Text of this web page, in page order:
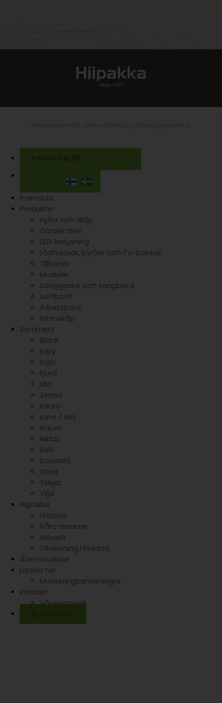
Framsida
Produkter
Hyllor och skåp
Garderober
LED-belysning
Lådhurtsar, byråer och TV-bänkar
Tillbehör
Moduler
Sänggavlar och sängbord
Soffbord
Arbetsbord
Vitrinskåp
Sortiment
Black
Eazy
Ergo
Fjord
Ida
Jenna
Kaura
Luna / Isla
Nauvo
Niklas
Solo
Sonaatti
Stina
Taiga
Vilja
Hiipakka
Historia
Våra resurser
Aktuellt
Tillverkning i Finland
Återförsäljare
Ladda ner
Monteringsanvisningar
Kontakt
Vår personal